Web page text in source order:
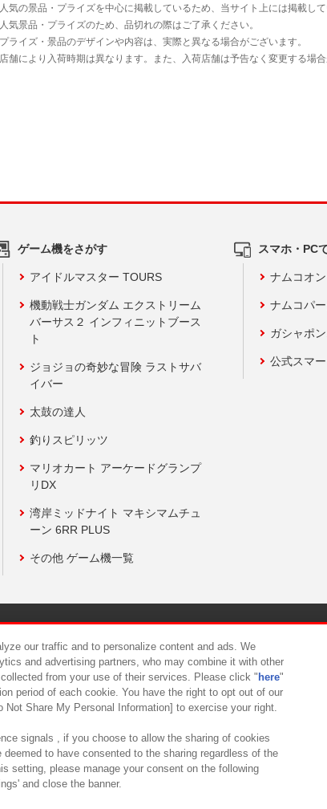
ゲーム機をさがす
アイドルマスター TOURS
機動戦士ガンダム エクストリーム
バーサス２ インフィニットブース
ト
ジョジョの奇妙な冒険 ラストサバ
イバー
太鼓の達人
釣りスピリッツ
マリオカート アーケードグランプ
リDX
湾岸ミッドナイト マキシマムチュ
ーン 6RR PLUS
その他 ゲーム機一覧
スマホ・PC
ナムコオ
ナムコパ
ガシャポ
公式スマ
品のご提供について カスタマーハラスメント対応方針
our traffic and to personalize content and ads. We
and advertising partners, who may combine it with other
from your use of their services. Please click " here"
period of each cookie. You have the right to opt out of our
Share My Personal Information] to exercise your right.
signals , if you choose to allow the sharing of cookies
to have consented to the sharing regardless of the
setting, please manage your consent on the following
and close the banner.